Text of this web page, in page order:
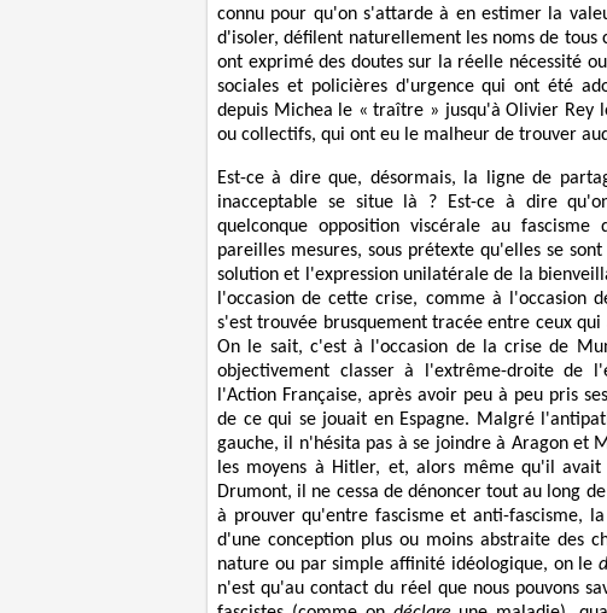
connu pour qu'on s'attarde à en estimer la
d'isoler, défilent naturellement les noms de tous
ont exprimé des doutes sur la réelle nécessité
sociales et policières d'urgence qui ont été
depuis Michea le « traître » jusqu'à Olivier Rey
ou collectifs, qui ont eu le malheur de trouver
Est-ce à dire que, désormais, la ligne de
inacceptable se situe là ? Est-ce à dire
quelconque opposition viscérale au
pareilles mesures, sous prétexte qu'elles se
solution et l'expression unilatérale de la
l'occasion de cette crise, comme à l'occasion
s'est trouvée brusquement tracée entre ceux
On le sait, c'est à l'occasion de la crise de
objectivement classer à l'extrême-droite de
l'Action Française, après avoir peu à peu pris
de ce qui se jouait en Espagne. Malgré
gauche, il n'hésita pas à se joindre à Aragon et
les moyens à Hitler, et, alors même qu'il
Drumont, il ne cessa de dénoncer tout au long
à prouver qu'entre fascisme et anti-fascisme,
d'une conception plus ou moins abstraite des
nature ou par simple affinité idéologique, on le
n'est qu'au contact du réel que nous pouvons